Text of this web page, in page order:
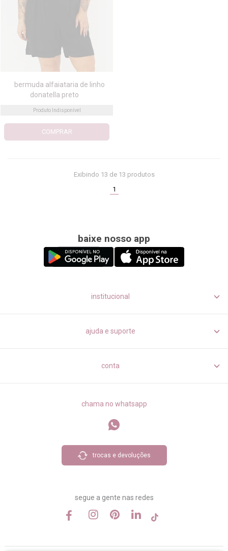
bermuda alfaiataria de linho
donatella preto
Produto Indisponível
COMPRAR
Exibindo 13 de 13 produtos
1
baixe nosso app
institucional
ajuda e suporte
conta
chama no whatsapp
trocas e devoluções
segue a gente nas redes